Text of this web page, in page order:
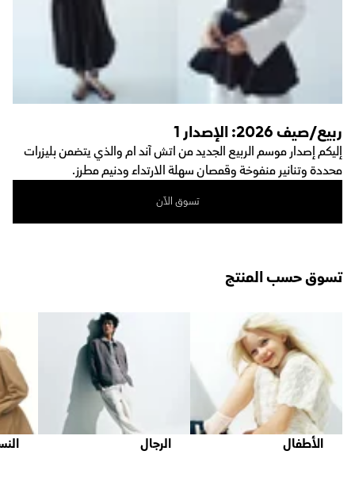
ربيع/صيف 2026: الإصدار 1
إليكم إصدار موسم الربيع الجديد من اتش آند ام والذي يتضمن بليزرات
محددة وتنانير منفوخة وقمصان سهلة الارتداء ودنيم مطرز.
تسوق الآن
تسوق حسب المنتج
الأطفال الرجال